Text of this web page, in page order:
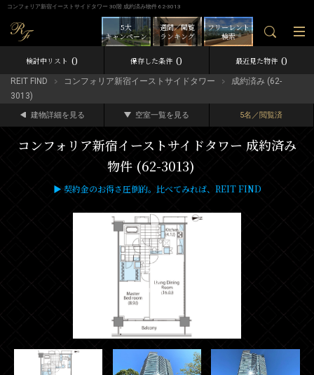
コンフォリア新宿イーストサイドタワー 30階 成約済み物件 62-3013
フリーレント
検索
週間／閲覧
ランキング
5大
キャンペーン
検討中リスト 0 保存した条件 0 最近見た物件 0
REIT FIND コンフォリア新宿イーストサイドタワー
成約済み (62-
3013)
建物詳細を見る 空室一覧を見る 5名／閲覧済
コンフォリア新宿イーストサイドタワー 成約済み
物件 (62-3013)
▶ 契約金のお得さ圧倒的。比べてみれば、REIT FIND